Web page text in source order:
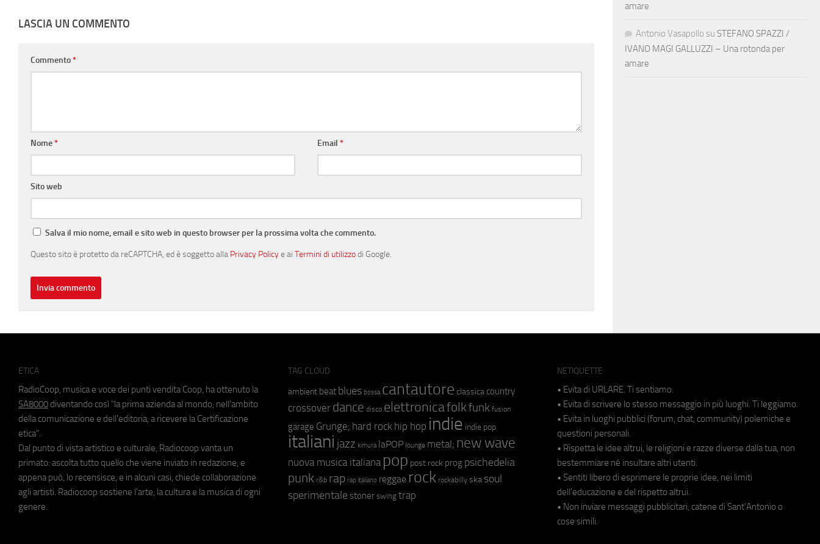
LASCIA UN COMMENTO
Commento*
Nome* Email*
Sito web
Salva il mio nome, email e sito web in questo browser per la prossima volta che commento.
Questo sito è protetto da reCAPTCHA, ed è soggetto alla Privacy Policye ai Termini di utilizzodi Google.
amare
Antonio Vasapollo su STEFANO SPAZZI /
IVANO MAGI GALLUZZI – Una rotonda per
amare
ETICA
RadioCoop, musica e voce dei punti vendita Coop, ha ottenuto la
SA8000 diventando così "la prima azienda al mondo, nell'ambito
della comunicazione e dell'editoria, a ricevere la Certificazione
etica".
Dal punto di vista artistico e culturale, Radiocoop vanta un
primato: ascolta tutto quello che viene inviato in redazione, e
appena può, lo recensisce, e in alcuni casi, chiede collaborazione
agli artisti. Radiocoop sostiene l'arte, la cultura e la musica di ogni
genere.
TAG CLOUD
ambient beat blues bossa cantautore classica country
crossover dance disco elettronicafolkfunk fusion
garage Grunge; hard rock hip hop indie indie pop
italiani jazz kimura laPOP lounge metal; new wave
nuova musica italiana pop post rock prog psichedelia
punk r&b rap rap italiano reggae rock rockabilly ska soul
sperimentale stoner swing trap
NETIQUETTE
• Evita di URLARE. Ti sentiamo.
• Evita di scrivere lo stesso messaggio in più luoghi. Ti leggiamo.
• Evita in luoghi pubblici (forum, chat, community) polemiche e
questioni personali.
• Rispetta le idee altrui, le religioni e razze diverse dalla tua, non
bestemmiare né insultare altri utenti.
• Sentiti libero di esprimere le proprie idee, nei limiti
dell'educazione e del rispetto altrui.
• Non inviare messaggi pubblicitari, catene di Sant'Antonio o
cose simili.